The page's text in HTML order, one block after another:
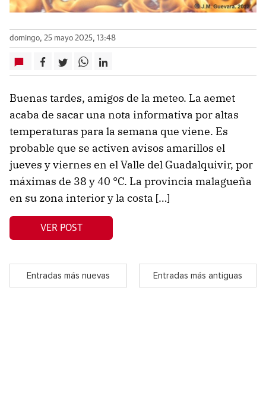
domingo, 25 mayo 2025, 13:48
Buenas tardes, amigos de la meteo. La aemet
acaba de sacar una nota informativa por altas
temperaturas para la semana que viene. Es
probable que se activen avisos amarillos el
jueves y viernes en el Valle del Guadalquivir, por
máximas de 38 y 40 °C. La provincia malagueña
en su zona interior y la costa […]
VER POST
Entradas más nuevas Entradas más antiguas